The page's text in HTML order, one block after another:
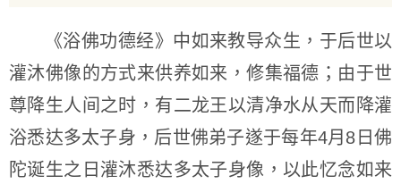
《浴佛功德经》中如来教导众生，于后世以
灌沐佛像的方式来供养如来，修集福德；由于世
尊降生人间之时，有二龙王以清净水从天而降灌
浴悉达多太子身，后世佛弟子遂于每年4月8日佛
陀诞生之日灌沐悉达多太子身像，以此忆念如来